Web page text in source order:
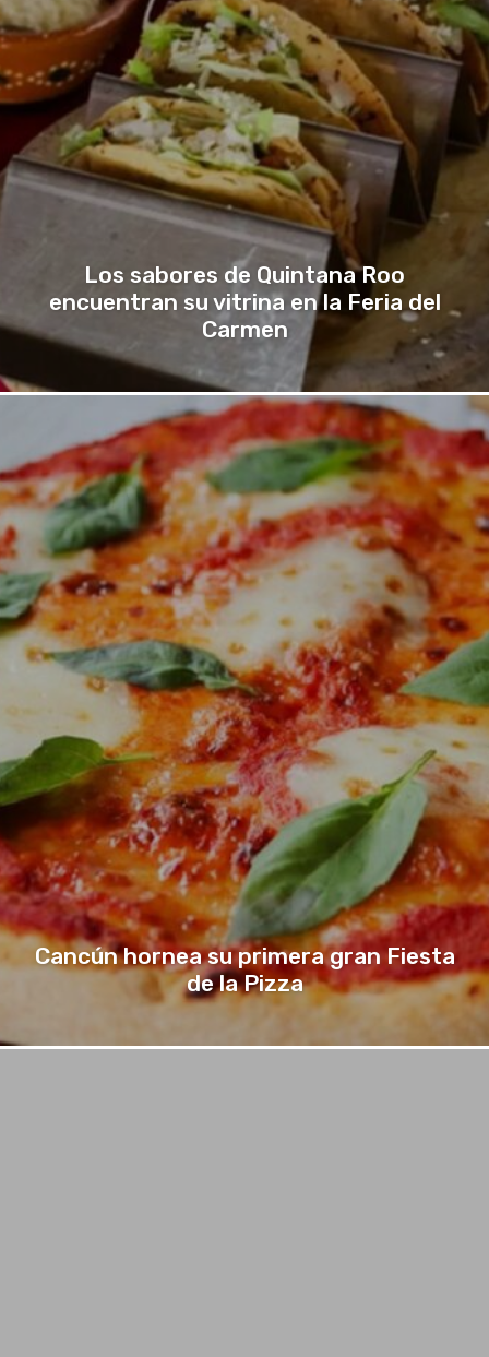
Los sabores de Quintana Roo
encuentran su vitrina en la Feria del
Carmen
Cancún hornea su primera gran Fiesta
de la Pizza